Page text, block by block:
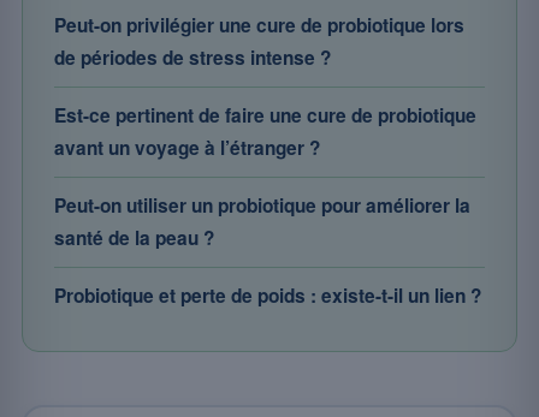
Peut-on privilégier une cure de probiotique lors
de périodes de stress intense ?
Est-ce pertinent de faire une cure de probiotique
avant un voyage à l’étranger ?
Peut-on utiliser un probiotique pour améliorer la
santé de la peau ?
Probiotique et perte de poids : existe-t-il un lien ?